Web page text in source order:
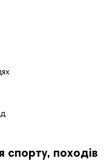
спорту, походів